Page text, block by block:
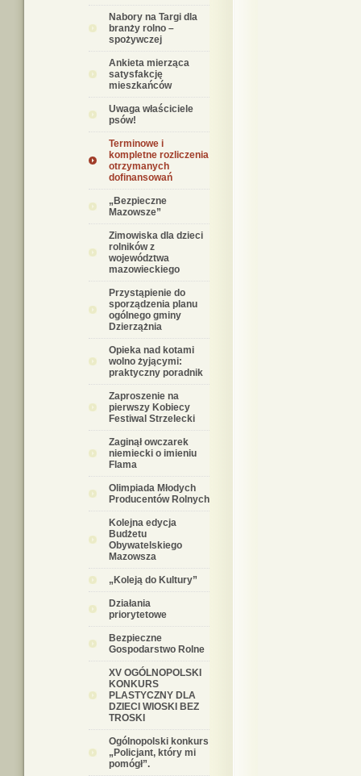
Nabory na Targi dla
branży rolno –
spożywczej
Ankieta mierząca
satysfakcję
mieszkańców
Uwaga właściciele
psów!
Terminowe i
kompletne rozliczenia
otrzymanych
dofinansowań
„Bezpieczne
Mazowsze”
Zimowiska dla dzieci
rolników z
województwa
mazowieckiego
Przystąpienie do
sporządzenia planu
ogólnego gminy
Dzierzążnia
Opieka nad kotami
wolno żyjącymi:
praktyczny poradnik
Zaproszenie na
pierwszy Kobiecy
Festiwal Strzelecki
Zaginął owczarek
niemiecki o imieniu
Flama
Olimpiada Młodych
Producentów Rolnych
Kolejna edycja
Budżetu
Obywatelskiego
Mazowsza
„Koleją do Kultury”
Działania
priorytetowe
Bezpieczne
Gospodarstwo Rolne
XV OGÓLNOPOLSKI
KONKURS
PLASTYCZNY DLA
DZIECI WIOSKI BEZ
TROSKI
Ogólnopolski konkurs
„Policjant, który mi
pomógł”.